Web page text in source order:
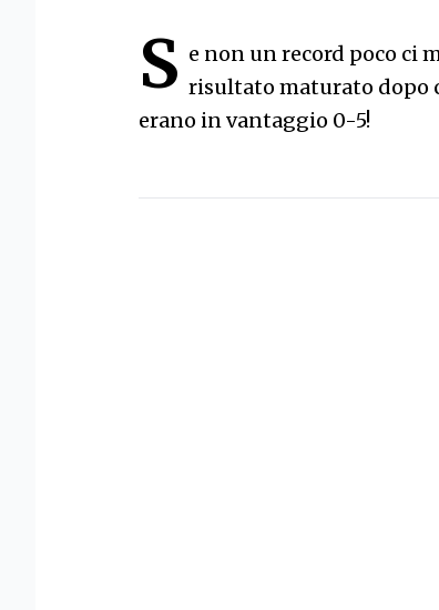
S e non un record poco ci
risultato maturato dopo
erano in vantaggio 0-5!